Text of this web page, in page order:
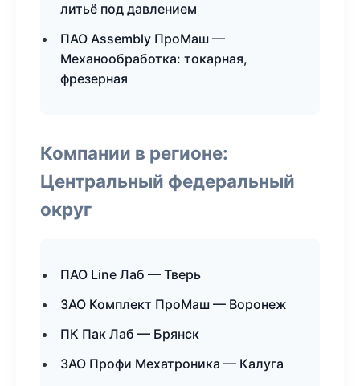
литьё под давлением
ПАО Assembly ПроМаш —
Механообработка: токарная,
фрезерная
Компании в регионе:
Центральный федеральный
округ
ПАО Line Лаб — Тверь
ЗАО Комплект ПроМаш — Воронеж
ПК Пак Лаб — Брянск
ЗАО Профи Мехатроника — Калуга